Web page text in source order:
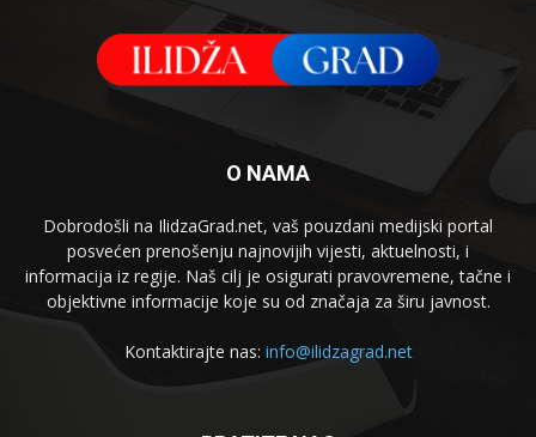
O NAMA
Dobrodošli na IlidzaGrad.net, vaš pouzdani medijski portal
posvećen prenošenju najnovijih vijesti, aktuelnosti, i
informacija iz regije. Naš cilj je osigurati pravovremene, tačne i
objektivne informacije koje su od značaja za širu javnost.
Kontaktirajte nas: info@ilidzagrad.net